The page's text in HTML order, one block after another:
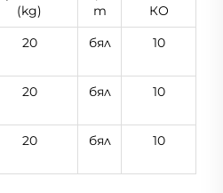
(kg)
т
КО
20 бял 10
20 бял 10
20 бял 10